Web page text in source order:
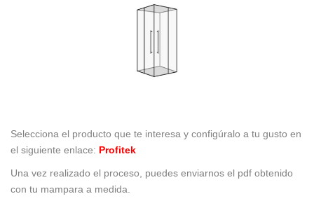
Selecciona el producto que te interesa y configúralo a tu gusto en
el siguiente enlace: Profitek
Una vez realizado el proceso, puedes enviarnos el pdf obtenido
con tu mampara a medida.